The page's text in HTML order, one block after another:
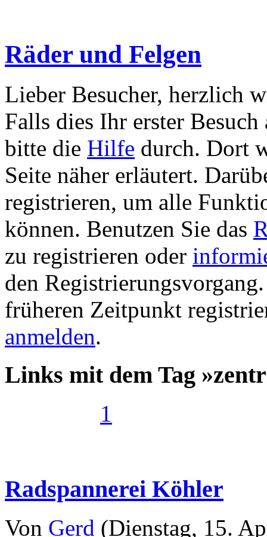
Räder und Felgen
Lieber Besucher, herzlich
Falls dies Ihr erster
bitte die Hilfe durch. Dort
Seite näher erläutert.
registrieren, um alle
können. Benutzen Sie das
zu registrieren oder
den
früheren Zeitpunkt
anmelden.
Links mit dem Tag
1
Radspannerei Köhler
Von Gerd (Dienstag, 15.